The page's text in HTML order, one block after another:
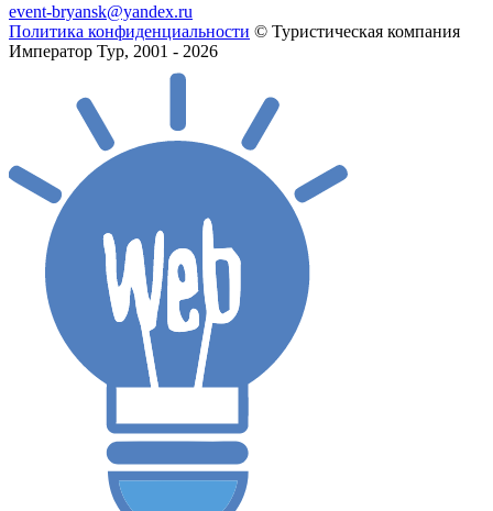
event-bryansk@yandex.ru
Политика конфиденциальности © Туристическая компания
Император Тур, 2001 - 2026